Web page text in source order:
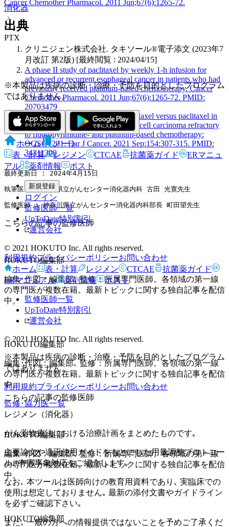
消化器
PTX
※本製品は疾病の診断・治療・予防を目的としたプログラム
ではありません。
ホーム
ノート
表・計算
レジメン CTCAE 抗菌薬ガイド
ERマニュ
アル
薬剤情報 ポスト
新規登録
ログイン
監修医師一覧
UpToDate特別割引
運営会社
© 2021 HOKUTO Inc. All rights reserved.
利用規約プライバシーポリシーお問い合わせ
ホーム
表・計算 レジメン CTCAE
抗菌薬ガイド
ERマニュアル
薬剤情報 ポスト
監修医師一覧
UpToDate特別割引
運営会社
© 2021 HOKUTO Inc. All rights reserved.
※本製品は疾病の診断・治療・予防を目的としたプログラム
ではありません。
利用規約プライバシーポリシーお問い合わせ
こちらの記事の監修医師
HOKUTO編集部
編集･作図：編集部､ 監修：所属専門医師。各領域の第一線
の専門医が複数在籍。最新トピックに関する独自記事を配信
中。
HOKUTO編集部
Cancer Chemother Pharmacol. 2011 Jun;67(6):1265-72.
出典
クリニジェン株式会社. タキソール®電子添文 (2023年7
月改訂 第2版) [最終閲覧 : 2024/04/15]
A phase II study of paclitaxel by weekly 1-h infusion for
advanced or recurrent esophageal cancer in patients who had
previously received platinum-based chemotherapy. Cancer
Chemother Pharmacol. 2011 Jun;67(6):1265-72. PMID:
20703479
Randomized phase II study of docetaxel versus paclitaxel in
patients with esophageal squamous cell carcinoma refractory
to fluoropyrimidine- and platinum-based chemotherapy:
OGSG1201. Eur J Cancer. 2021 Sep:154:307-315. PMID:
34311300
最終更新日 : 2024年4月15日
執筆医 : 神奈川県立がんセンター消化器内科 古田 光寛先生
監修医師 : 神奈川県立がんセンター消化器内科部長 町田望先生
こちらの記事の監修医師
HOKUTO編集部
編集･作図：編集部､ 監修：所属専門医師。各領域の第一線
の専門医が複数在籍。最新トピックに関する独自記事を配信
中。
HOKUTO編集部
編集･作図：編集部､ 監修：所属専門医師。各領域の第一線
の専門医が複数在籍。最新トピックに関する独自記事を配信
中。
監修･協力医一覧
レジメン（消化器）
がん薬物療法における治療計画をまとめたものです｡
主要論文や適正使用ガイドをもとにした用量調整プロトコー
ル､ 有害事象対応をご紹介します｡
なお､ 本ツールは医師向けの教育用資料であり､ 実臨床での
使用は想定しておりません｡ 最新の添付文書やガイドライン
を必ずご確認下さい｡
また､ 一般の方への情報提供ではないことを予めご了承くだ